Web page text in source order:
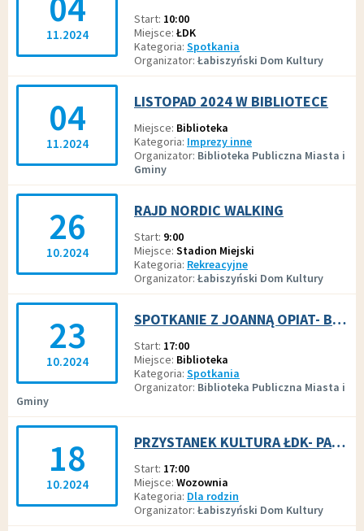
11.2024
Start 10:00
Miejsce ŁDK
Kategoria Spotkania
Organizator Łabiszyński Dom Kultury
04
11.2024
LISTOPAD 2024 W BIBLIOTECE
Miejsce Biblioteka
Kategoria Imprezy inne
Organizator Biblioteka Publiczna Miasta i
Gminy
26
10.2024
RAJD NORDIC WALKING
Start 9:00
Miejsce Stadion Miejski
Kategoria Rekreacyjne
Organizator Łabiszyński Dom Kultury
23
10.2024
SPOTKANIE Z JOANNĄ OPIAT- BOJAROWSKĄ
Start 17:00
Miejsce Biblioteka
Kategoria Spotkania
Organizator Biblioteka Publiczna Miasta i
Gminy
18
10.2024
PRZYSTANEK KULTURA ŁDK- PAŹDZIERNIK 2024
Start 17:00
Miejsce Wozownia
Kategoria Dla rodzin
Organizator Łabiszyński Dom Kultury